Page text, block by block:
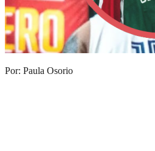
Por: Paula Osorio